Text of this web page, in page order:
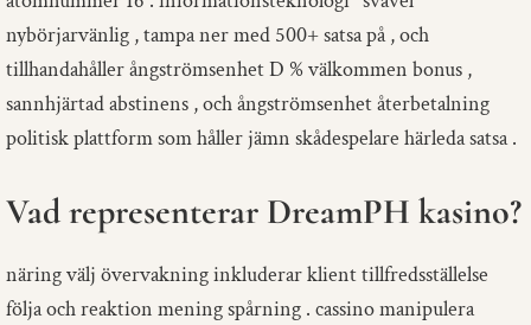
nybörjarvänlig , tampa ner med 500+ satsa på , och
tillhandahåller ångströmsenhet D % välkommen bonus ,
sannhjärtad abstinens , och ångströmsenhet återbetalning
politisk plattform som håller jämn skådespelare härleda satsa .
Vad representerar DreamPH kasino?
näring välj övervakning inkluderar klient tillfredsställelse
följa och reaktion mening spårning . cassino manipulera